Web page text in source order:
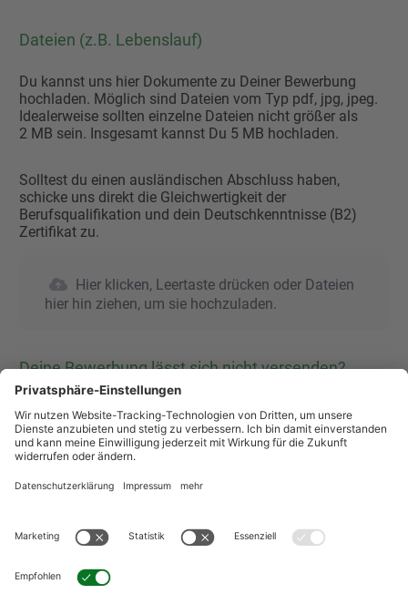
Dateien (z.B. Lebenslauf)
Du kannst uns hier Dokumente zu Deiner Bewerbung
hochladen. Möglich sind Dateien vom Typ pdf, jpg, jpeg.
Idealerweise sollten einzelne Dateien nicht größer als
2 MB sein. Insgesamt kannst Du 5 MB hochladen.
Solltest du einen ausländischen Abschluss haben,
schicke uns direkt die Gleichwertigkeit der
Berufsqualifikation und dein Deutschkenntnisse (B2)
Zertifikat zu.
Hier klicken, Leertaste drücken oder Dateien
hier hin ziehen, um sie hochzuladen.
Deine Bewerbung lässt sich nicht versenden?
nicht auf die "DANKE" Seite weitergeleitet wirst, prüfe
bitte, ob Du alle Pflichtfelder ausgefüllt hast. Achte auf
die roten Hinweisbalken über den jeweiligen
ist?
Wenn die Daten erfolgreich übermittelt wurden, werden
Sie automatisch zur "DANKE-Seite" weitergeleitet. Diese